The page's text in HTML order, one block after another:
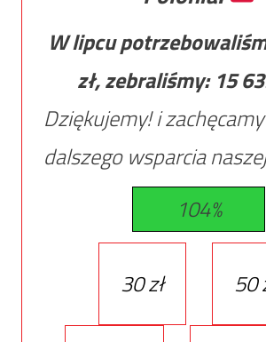
W lipcu
zł, zebraliśmy: 15
Dziękujemy! i
dalszego wsparcia
104%
30 zł 50